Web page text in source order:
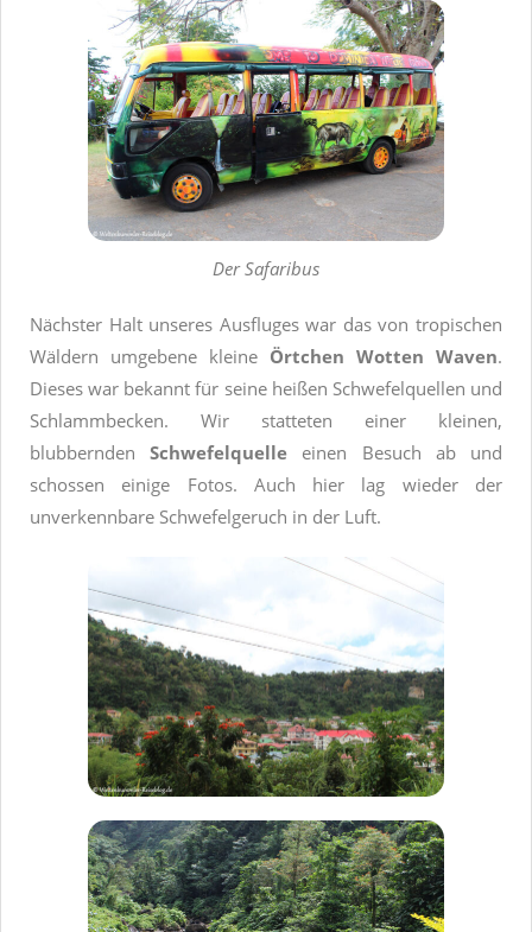
Der Safaribus
Nächster Halt unseres Ausfluges war das von tropischen
Wäldern umgebene kleine Örtchen Wotten Waven.
Dieses war bekannt für seine heißen Schwefelquellen und
Schlammbecken. Wir statteten einer kleinen,
blubberndenSchwefelquelle einen Besuch ab und
schossen einige Fotos. Auch hier lag wieder der
unverkennbare Schwefelgeruch in der Luft.